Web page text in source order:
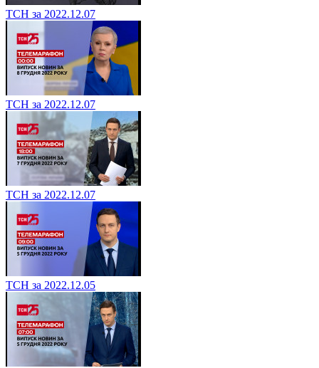
ТСН за 2022.12.07
ТСН за 2022.12.07
ТСН за 2022.12.07
ТСН за 2022.12.05